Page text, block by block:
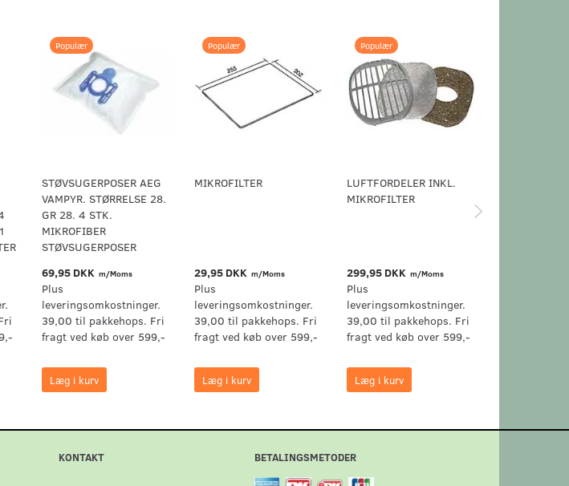
Populær
STØVSUGERPOSER AEG
VAMPYR. STØRRELSE 28.
GR 28. 4 STK.
MIKROFIBER
STØVSUGERPOSER
69,95 DKK m/Moms
Plus
leveringsomkostninger.
39,00 til pakkehops. Fri
fragt ved køb over 599,-
Læg i kurv
Populær
MIKROFILTER
29,95 DKK m/Moms
Plus
leveringsomkostninger.
39,00 til pakkehops. Fri
fragt ved køb over 599,-
Læg i kurv
Populær
LUFTFORDELER INKL.
MIKROFILTER
299,95 DKK m/Moms
Plus
leveringsomkostninger.
39,00 til pakkehops. Fri
fragt ved køb over 599,-
Læg i kurv
KONTAKT BETALINGSMETODER